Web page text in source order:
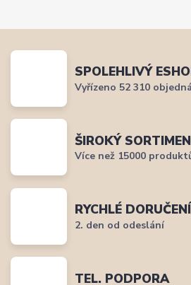
SPOLEHLIVÝ
Vyřízeno 52 310
ŠIROKÝ
Více než 15000
RYCHLÉ DORUČENÍ
2. den od odeslání
TEL. PODPORA